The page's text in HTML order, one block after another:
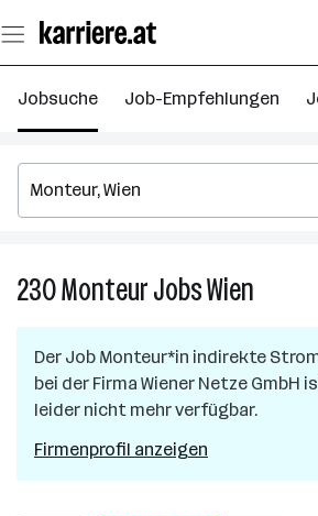
Seiteninhalt
springen
Jobsuche Job-Empfehlungen
230MonteurJobsWien
in
Wien
Der Job Monteur*in indirekte
bei der Firma Wiener Netze GmbH
leider nicht mehr verfügbar.
Firmenprofil anzeigen